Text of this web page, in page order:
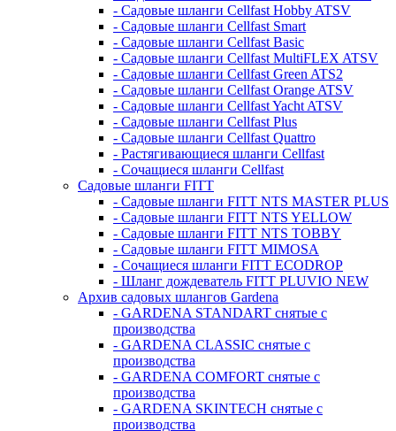
- Садовые шланги Cellfast Hobby ATSV
- Садовые шланги Cellfast Smart
- Садовые шланги Cellfast Basic
- Садовые шланги Cellfast MultiFLEX ATSV
- Садовые шланги Cellfast Green ATS2
- Садовые шланги Cellfast Orange ATSV
- Садовые шланги Cellfast Yacht ATSV
- Садовые шланги Cellfast Plus
- Садовые шланги Cellfast Quattro
- Растягивающиеся шланги Cellfast
- Сочащиеся шланги Cellfast
Садовые шланги FITT
- Садовые шланги FITT NTS MASTER PLUS
- Садовые шланги FITT NTS YELLOW
- Садовые шланги FITT NTS TOBBY
- Садовые шланги FITT MIMOSA
- Сочащиеся шланги FITT ECODROP
- Шланг дождеватель FITT PLUVIO NEW
Архив садовых шлангов Gardena
- GARDENA STANDART снятые с
производства
- GARDENA CLASSIC снятые с
производства
- GARDENA COMFORT снятые с
производства
- GARDENA SKINTECH снятые с
производства